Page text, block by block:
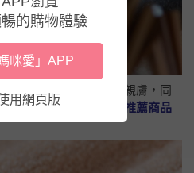
製成，觸感特別柔軟親膚，同
日本アトピー協会）的推薦商品
的購物體驗
咪愛」APP
用網頁版